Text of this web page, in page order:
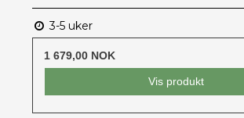
3-5 uker
1 679,00 NOK
Vis produkt